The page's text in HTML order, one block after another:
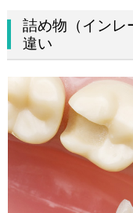
詰め物（インレ
違い